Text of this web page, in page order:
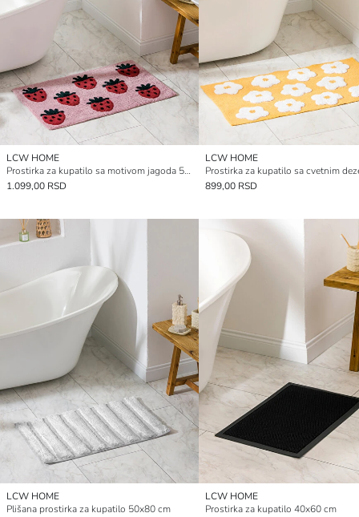
LCW HOME
Prostirka za kupatilo sa motivom jagoda 50x80 cm
1.099,00 RSD
LCW HOME
899,00 RSD
LCW HOME
Plišana prostirka za kupatilo 50x80 cm
LCW HOME
Prostirka za kupatilo 40x60 cm